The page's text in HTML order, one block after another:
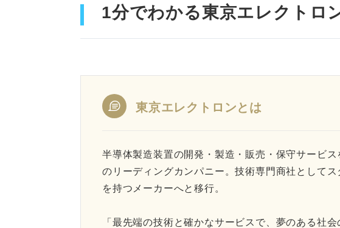
1分でわかる東京エレクトロ
東京エレクトロンとは
半導体製造装置の開発・製造・販売・保守サービ
のリーディングカンパニー。技術専門商社として
を持つメーカーへと移行。
「最先端の技術と確かなサービスで、夢のある社